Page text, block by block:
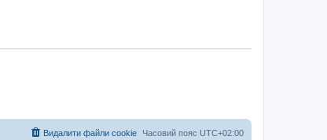
Часовий пояс UTC+02:00
Видалити файли cookie